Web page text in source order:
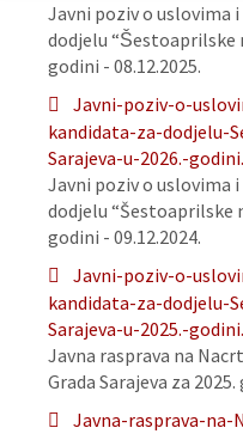
Javni poziv o uslovima
dodjelu “Šestoaprilske
godini - 08.12.2025.
Javni-poziv-o-
kandidata-za-dodjelu-
Sarajeva-u-2026.-
Javni poziv o uslovima
dodjelu “Šestoaprilske
godini - 09.12.2024.
Javni-poziv-o-
kandidata-za-dodjelu-
Sarajeva-u-2025.-
Javna rasprava na
Grada Sarajeva za
Javna-rasprava-na-